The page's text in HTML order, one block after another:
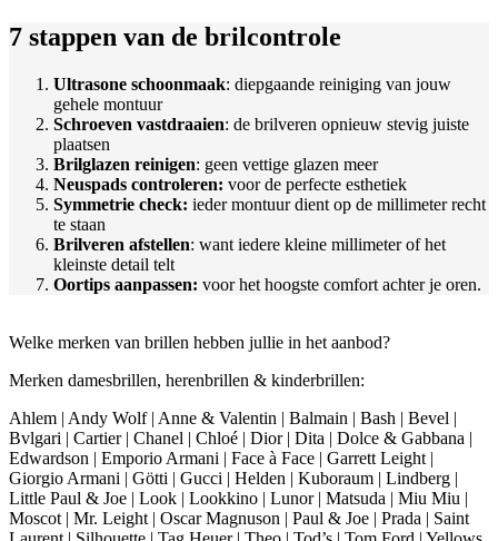
7 stappen van de brilcontrole
Ultrasone schoonmaak: diepgaande reiniging van jouw
gehele montuur
Schroeven vastdraaien: de brilveren opnieuw stevig juiste
plaatsen
Brilglazen reinigen: geen vettige glazen meer
Neuspads controleren: voor de perfecte esthetiek
Symmetrie check: ieder montuur dient op de millimeter recht
te staan
Brilveren afstellen: want iedere kleine millimeter of het
kleinste detail telt
Oortips aanpassen: voor het hoogste comfort achter je oren.
Welke merken van brillen hebben jullie in het aanbod?
Merken damesbrillen, herenbrillen & kinderbrillen:
Ahlem | Andy Wolf | Anne & Valentin | Balmain | Bash | Bevel |
Bvlgari | Cartier | Chanel | Chloé | Dior | Dita | Dolce & Gabbana |
Edwardson | Emporio Armani | Face à Face | Garrett Leight |
Giorgio Armani | Götti | Gucci | Helden | Kuboraum | Lindberg |
Little Paul & Joe | Look | Lookkino | Lunor | Matsuda | Miu Miu |
Moscot | Mr. Leight | Oscar Magnuson | Paul & Joe | Prada | Saint